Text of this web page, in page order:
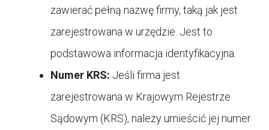
zawierać pełną nazwę firmy, taką jak jest
zarejestrowana w urzędzie. Jest to
podstawowa informacja identyfikacyjna.
Numer KRS: Jeśli firma jest
zarejestrowana w Krajowym Rejestrze
Sądowym (KRS), należy umieścić jej numer